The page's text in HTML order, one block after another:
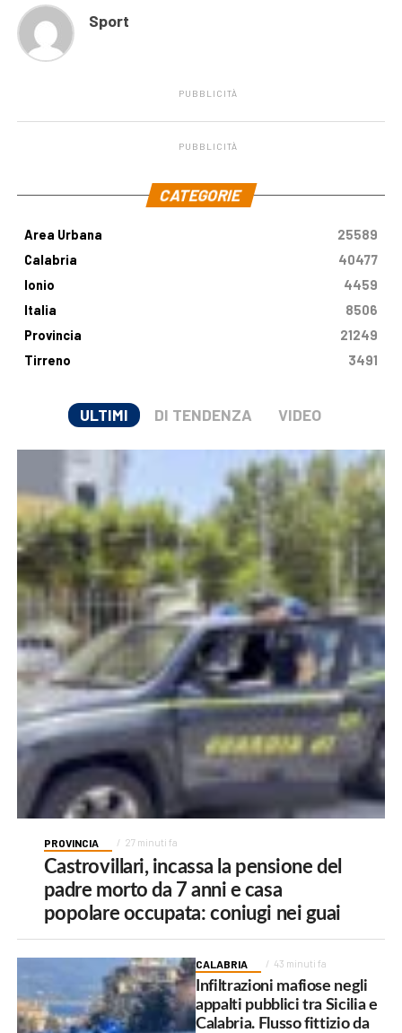
Sport
PUBBLICITÀ
PUBBLICITÀ
CATEGORIE
Area Urbana
25589
Calabria
40477
Ionio
4459
Italia
8506
Provincia
21249
Tirreno
3491
ULTIMI DI TENDENZA VIDEO
PROVINCIA 27 minuti fa
Castrovillari, incassa la pensione del
padre morto da 7 anni e casa
popolare occupata: coniugi nei guai
CALABRIA 43 minuti fa
Infiltrazioni mafiose negli
appalti pubblici tra Sicilia e
Calabria. Flusso fittizio da